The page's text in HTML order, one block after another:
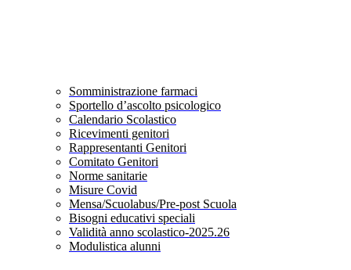
Somministrazione farmaci
Sportello d’ascolto psicologico
Calendario Scolastico
Ricevimenti genitori
Rappresentanti Genitori
Comitato Genitori
Norme sanitarie
Misure Covid
Mensa/Scuolabus/Pre-post Scuola
Bisogni educativi speciali
Validità anno scolastico-2025.26
Modulistica alunni